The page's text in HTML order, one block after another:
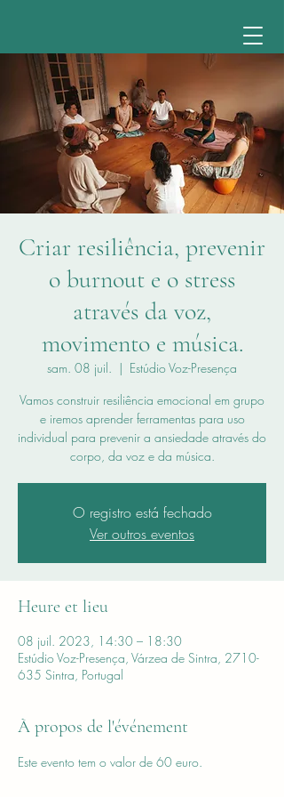
Criar resiliência, prevenir
o burnout e o stress
através da voz,
movimento e música.
sam. 08 juil.
  |
Estúdio Voz-Presença
Vamos construir resiliência emocional em grupo
e iremos aprender ferramentas para uso
individual para prevenir a ansiedade através do
corpo, da voz e da música.
O registro está fechado
Ver outros eventos
Heure et lieu
08 juil. 2023, 14:30 – 18:30
Estúdio Voz-Presença, Várzea de Sintra, 2710-
635 Sintra, Portugal
À propos de l'événement
Este evento tem o valor de 60 euro.